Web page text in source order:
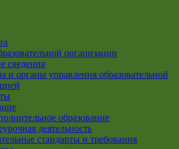
организации
сведения
и органы управления образовательной
образование
деятельность
стандарты и требования